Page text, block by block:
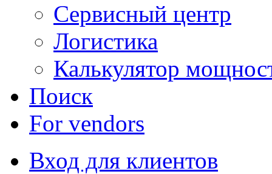
Сервисный центр
Логистика
Калькулятор
Поиск
For vendors
Вход для клиентов